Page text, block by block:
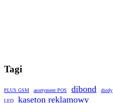
Tagi
PLUS GSM asortyment POS dibond
diody
LED
kaseton reklamowy